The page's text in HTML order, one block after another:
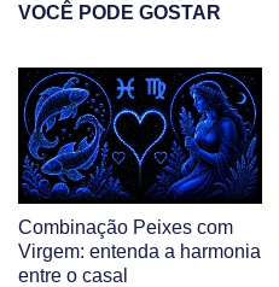
VOCÊ PODE GOSTAR
Combinação Peixes com
Virgem: entenda a harmonia
entre o casal